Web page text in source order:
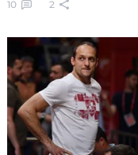
10 2